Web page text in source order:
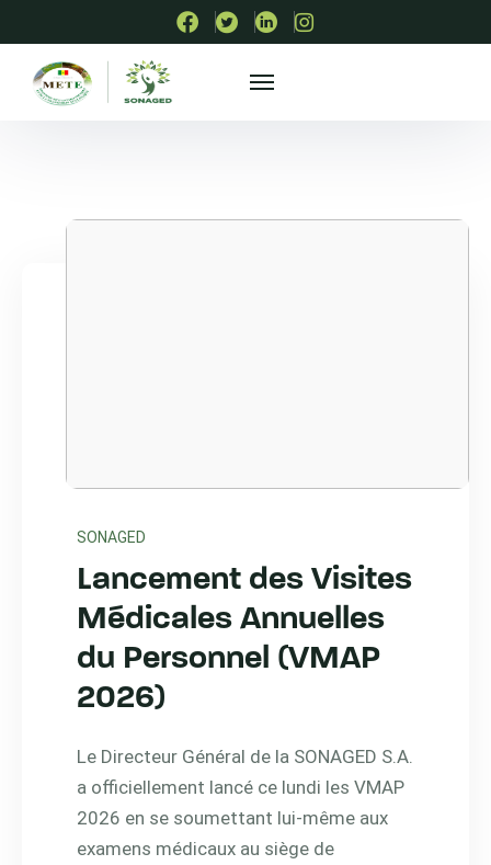
SONAGED
Lancement des Visites
Médicales Annuelles
du Personnel (VMAP
2026)
Le Directeur Général de la SONAGED S.A.
a officiellement lancé ce lundi les VMAP
2026 en se soumettant lui-même aux
examens médicaux au siège de